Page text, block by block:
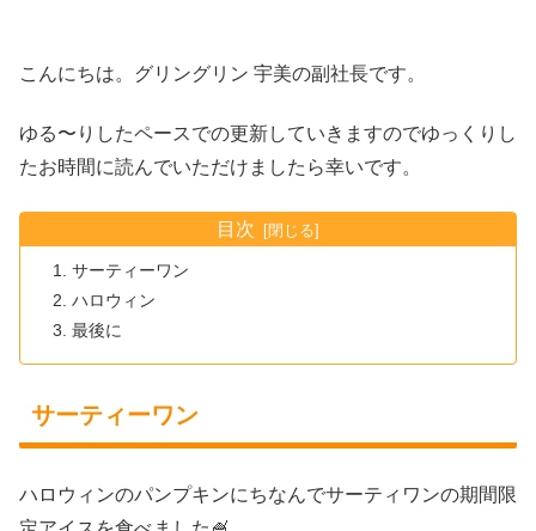
こんにちは。グリングリン 宇美の副社長です。
ゆる〜りしたペースでの更新していきますのでゆっくりし
たお時間に読んでいただけましたら幸いです。
目次
サーティーワン
ハロウィン
最後に
サーティーワン
ハロウィンのパンプキンにちなんでサーティワンの期間限